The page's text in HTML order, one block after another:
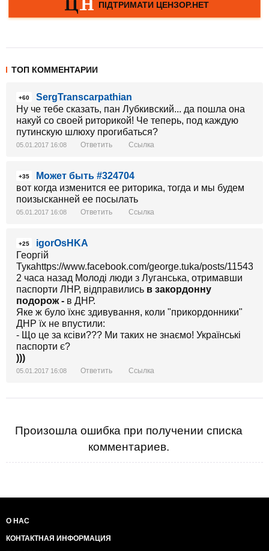
ТОП КОММЕНТАРИИ
+60
SergTranscarpathian
Ну че тебе сказать, пан Лубкивский... да пошла она
накуй со своей риторикой! Че теперь, под каждую
путинскую шлюху прогибаться?
05.01.2017 16:08 Ответить Ссылка
+35
Может быть #324704
вот когда изменится ее риторика, тогда и мы будем
поизысканней ее посылать
05.01.2017 16:08 Ответить Ссылка
+25
igorOsHKA
Георгій
Тукаhttps://www.facebook.com/george.tuka/posts/
2 часа назад Молоді люди з Луганська, отримавши
паспорти ЛНР, відправились в закордонну
подорож - в ДНР.
Яке ж було їхнє здивування, коли "прикордонники"
ДНР їх не впустили:
- Що це за ксіви??? Ми таких не знаємо! Українські
паспорти є?
)))
05.01.2017 16:08 Ответить Ссылка
Произошла ошибка при получении списка
комментариев.
О НАС
КОНТАКТНАЯ ИНФОРМАЦИЯ